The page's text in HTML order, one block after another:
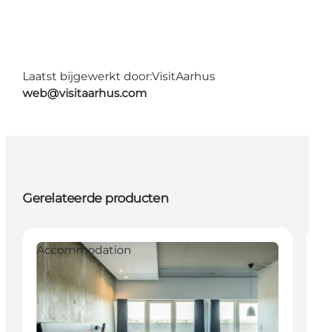
Laatst bijgewerkt door:VisitAarhus
web@visitaarhus.com
Gerelateerde producten
Accommodation